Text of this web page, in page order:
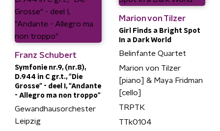
Franz Schubert
Symfonie nr.9, (nr.8),
D.944 in C gr.t., "Die
Grosse" - deel I, "Andante
- Allegro ma non troppo"
Gewandhausorchester
Leipzig
Marion von Tilzer
Girl Finds a Bright Spot
In a Dark World
Belinfante Quartet
Marion von Tilzer
[piano] & Maya Fridman
[cello]
TRPTK
TTk0104